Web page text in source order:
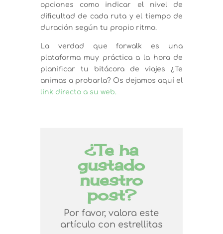
opciones como indicar el nivel de
dificultad de cada ruta y el tiempo de
duración según tu propio ritmo.
La verdad que forwalk es una
plataforma muy práctica a la hora de
planificar tu bitácora de viajes ¿Te
animas a probarla? Os dejamos aquí el
link directo a su web.
¿Te ha
gustado
nuestro
post?
Por favor, valora este
artículo con estrellitas